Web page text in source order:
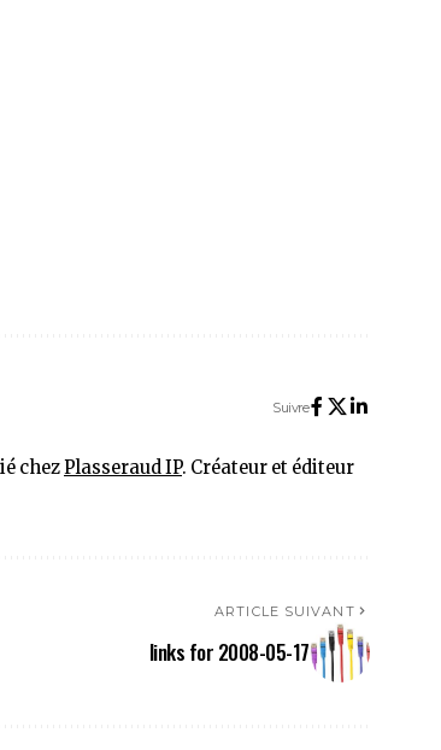
Suivre
chezPlasseraud IP. Créateur et éditeur
ARTICLE SUIVANT
links for 2008-05-17